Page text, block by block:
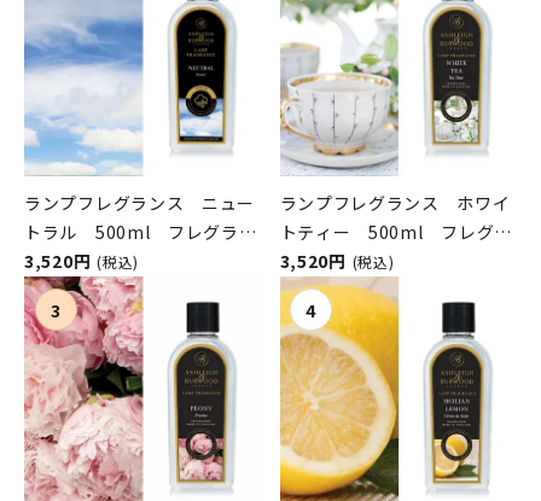
ランプフレグランス ニュー
トラル 500ml フレグラン
スランプ用オイル
ASHLEIGH&BURWOOD（ア
シュレイアンドバーウッド）
3,520円 (税込)
ランプフレグランス ホワイ
トティー 500ml フレグラ
ンスランプ用オイル
ASHLEIGH&BURWOOD（ア
シュレイアンドバーウッド）
3,520円 (税込)